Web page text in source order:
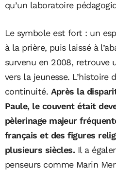
qu’un laboratoire
Le symbole est fort : un
à la prière, puis laissé à
survenu en 2008, retrouve
vers la jeunesse.
continuité. Après la
Paule, le couvent était
pèlerinage majeur
français et des figures
plusieurs siècles. Il a
penseurs comme Marin